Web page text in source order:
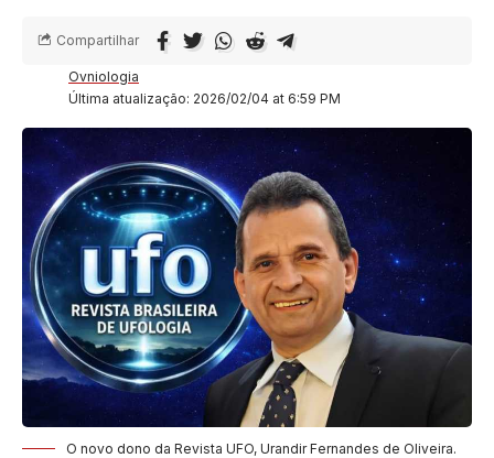
Última atualização: 2026/02/04 at 6:59 PM
Ovniologia
Compartilhar
O novo dono da Revista UFO, Urandir Fernandes de Oliveira.